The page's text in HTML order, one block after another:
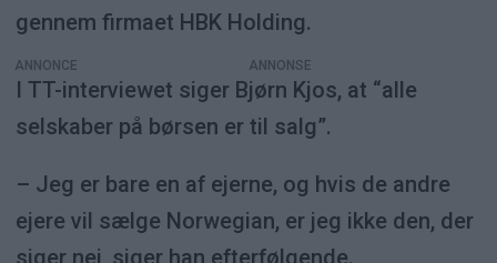
gennem firmaet HBK Holding.
ANNONCE
I TT-interviewet siger Bjørn Kjos, at “alle
selskaber på børsen er til salg”.
– Jeg er bare en af ejerne, og hvis de andre
ejere vil sælge Norwegian, er jeg ikke den, der